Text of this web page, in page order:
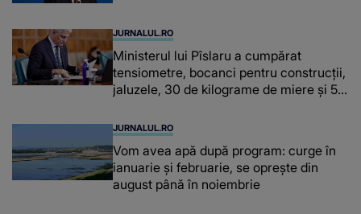
JURNALUL.RO
Ministerul lui Pîslaru a cumpărat
tensiometre, bocanci pentru construcții,
jaluzele, 30 de kilograme de miere și 50
JURNALUL.RO
Vom avea apă după program: curge în
ianuarie și februarie, se oprește din
august până în noiembrie